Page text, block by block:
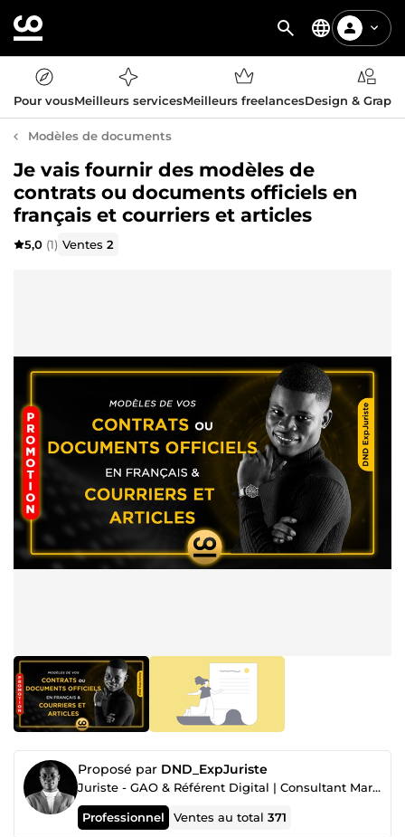
Pour vousMeilleurs servicesMeilleurs freelancesDesign &
Modèles de documents
Je vais fournir des modèles de
contrats ou documents officiels en
français et courriers et articles
5,0 (1) Ventes2
Proposé par DND_ExpJuriste
Juriste - GAO & Référent Digital | Consultant Marketing Digital 360°
Professionnel Ventes au total371